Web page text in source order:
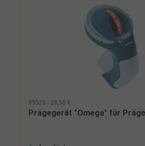
85520 - 28,50 €
Prägegerät "Omega" für